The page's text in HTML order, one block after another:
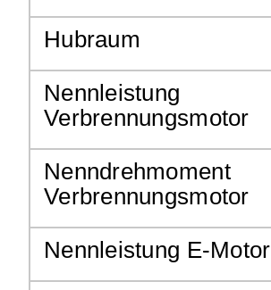
Hubraum
Nennleistung
Verbrennungsmotor
Nenndrehmoment
Verbrennungsmotor
Nennleistung E-Motor